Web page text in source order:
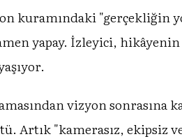
kuramındaki "gerçekliğin
yapay. İzleyici,
vizyon sonrasına
Artık "kamerasız, ekipsiz